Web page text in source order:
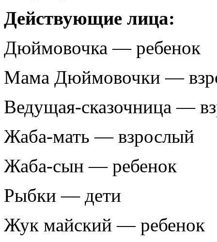
Действующие лица:
Дюймовочка — ребенок
Мама Дюймовочки —
Ведущая-сказочница —
Жаба-мать — взрослый
Жаба-сын — ребенок
Рыбки — дети
Жук майский — ребенок